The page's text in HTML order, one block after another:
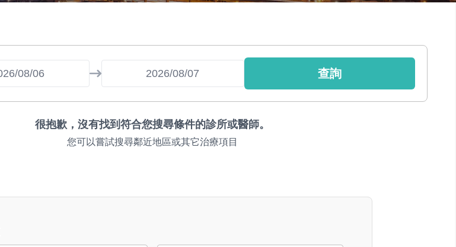
查詢
很抱歉，沒有找到符合您搜尋條件的診所或醫師。
您可以嘗試搜尋鄰近地區或其它治療項目